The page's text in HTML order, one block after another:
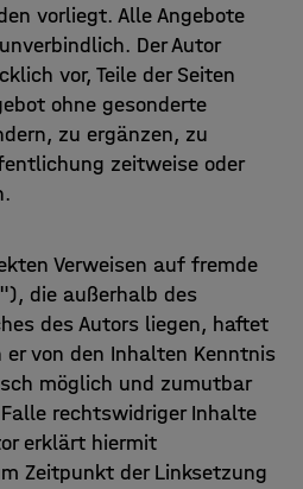
vorliegt. Alle Angebote
Der Autor
vor, Teile der Seiten
ohne gesonderte
zu ergänzen, zu
zeitweise oder
Verweisen auf fremde
die außerhalb des
des Autors liegen, haftet
von den Inhalten Kenntnis
möglich und zumutbar
rechtswidriger Inhalte
erklärt hiermit
Zeitpunkt der Linksetzung